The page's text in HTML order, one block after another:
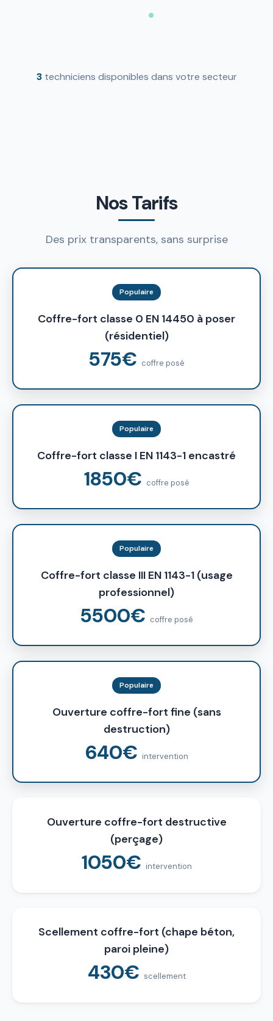
3techniciens disponibles dans votre secteur
Nos Tarifs
Des prix transparents, sans surprise
Populaire
Coffre-fort classe 0 EN 14450 à poser
(résidentiel)
575€ coffre posé
Populaire
Coffre-fort classe I EN 1143-1 encastré
1850€ coffre posé
Populaire
Coffre-fort classe III EN 1143-1 (usage
professionnel)
5500€ coffre posé
Populaire
Ouverture coffre-fort fine (sans
destruction)
640€ intervention
Ouverture coffre-fort destructive
(perçage)
1050€ intervention
Scellement coffre-fort (chape béton,
paroi pleine)
430€ scellement